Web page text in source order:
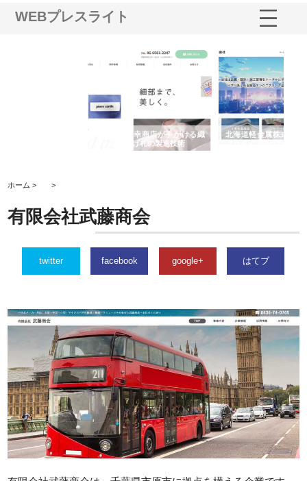
WEBプレスライト
有限会社松幸商店が手がける織
北海道軽金属株式会社がスノー
フライとテーパーブロックの専
用ページを新設
ホーム > >
有限会社武藤商会
twitter facebook google+ はてブ